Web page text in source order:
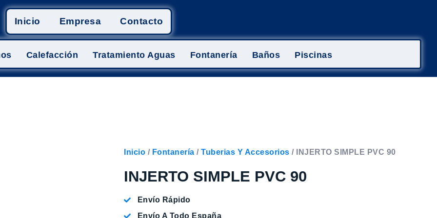
Inicio Empresa Contacto
Calefacción Tratamiento Aguas Fontanería Baños Piscinas
Inicio / Fontanería /Tuberias Y Accesorios / INJERTO SIMPLE PVC 90
INJERTO SIMPLE PVC 90
Envío Rápido
Envío A Todo España